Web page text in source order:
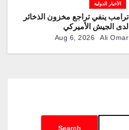
الأخبار الدولية
ترامب ينفي تراجع مخزون الذخائر
لدى الجيش الأميركي
Aug 6, 2026 Ali Omar
Search